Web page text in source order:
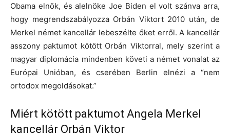
Obama elnök, és alelnöke Joe Biden el volt szánva arra,
hogy megrendszabályozza Orbán Viktort 2010 után, de
Merkel német kancellár lebeszélte őket erről. A kancellár
asszony paktumot kötött Orbán Viktorral, mely szerint a
magyar diplomácia mindenben követi a német vonalat az
Európai Unióban, és cserében Berlin elnézi a “nem
ortodox megoldásokat.”
Miért kötött paktumot Angela Merkel
kancellár Orbán Viktor